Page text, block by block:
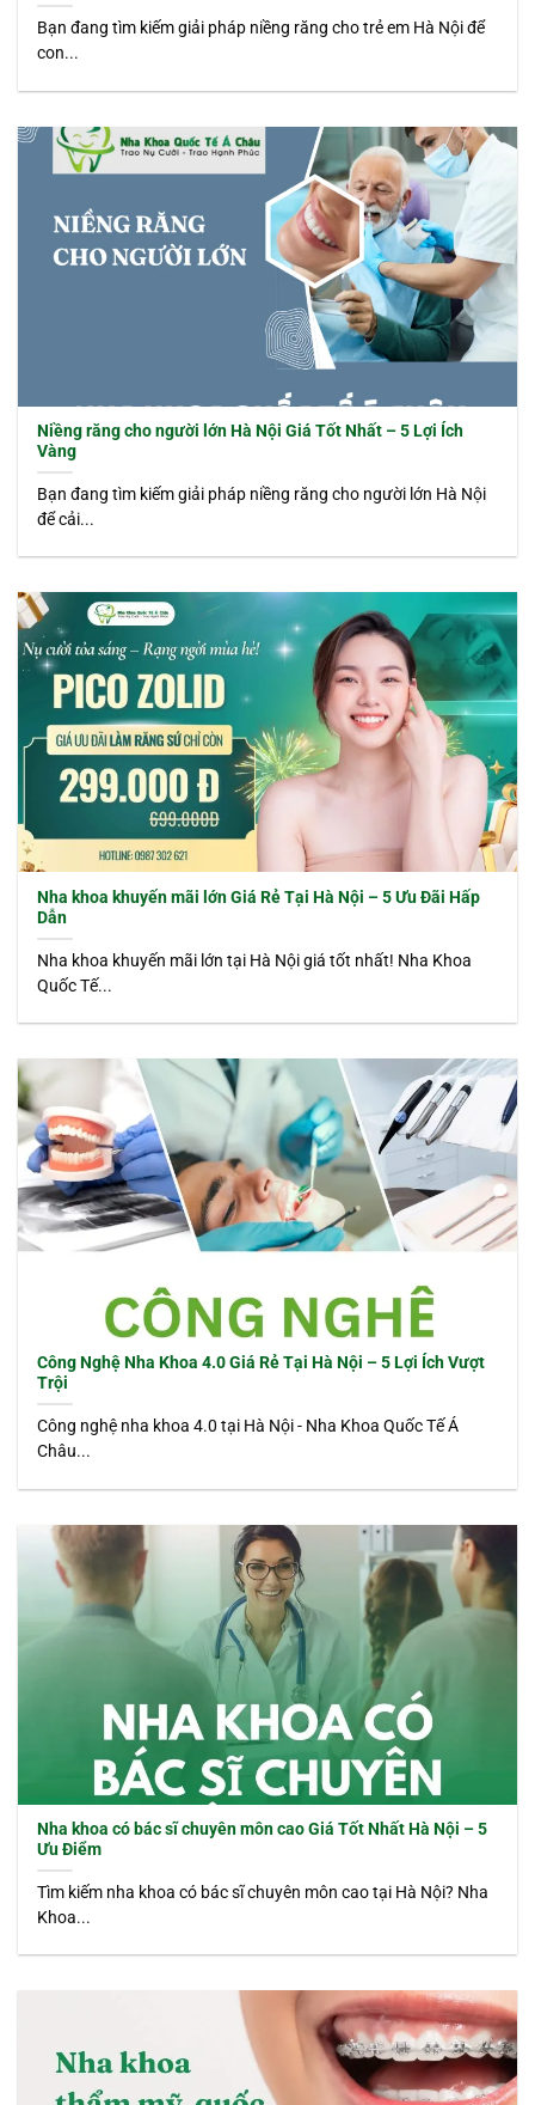
Bạn đang tìm kiếm giải pháp niềng răng cho trẻ em Hà Nội để
con...
Niềng răng cho người lớn Hà Nội Giá Tốt Nhất – 5 Lợi Ích
Vàng
Bạn đang tìm kiếm giải pháp niềng răng cho người lớn Hà Nội
để cải...
Nha khoa khuyến mãi lớn Giá Rẻ Tại Hà Nội – 5 Ưu Đãi Hấp
Dẫn
Nha khoa khuyến mãi lớn tại Hà Nội giá tốt nhất! Nha Khoa
Quốc Tế...
Công Nghệ Nha Khoa 4.0 Giá Rẻ Tại Hà Nội – 5 Lợi Ích Vượt
Trội
Công nghệ nha khoa 4.0 tại Hà Nội - Nha Khoa Quốc Tế Á
Châu...
Nha khoa có bác sĩ chuyên môn cao Giá Tốt Nhất Hà Nội – 5
Ưu Điểm
Tìm kiếm nha khoa có bác sĩ chuyên môn cao tại Hà Nội? Nha
Khoa...